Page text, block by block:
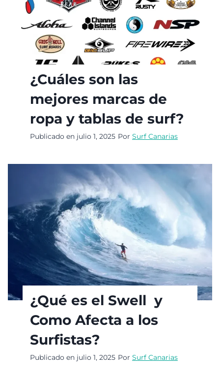
¿Cuáles son las
mejores marcas de
ropa y tablas de surf?
Publicado en julio 1, 2025 Por Surf Canarias
¿Qué es el Swell y
Como Afecta a los
Surfistas?
Publicado en julio 1, 2025 Por Surf Canarias